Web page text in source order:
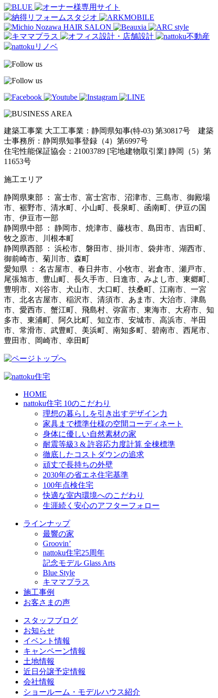
建築工事業 大工工事業：静岡県知事(特-03) 第30817号 建築
士事務所：静岡県知事登録（4）第6997号
住宅性能保証協会：21003789 [宅地建物取引業] 静岡（5）第
11653号
施工エリア
静岡県東部 ： 富士市、富士宮市、沼津市、三島市、御殿場
市、裾野市、清水町、小山町、長泉町、函南町、伊豆の国
市、伊豆市一部
静岡県中部 ： 静岡市、焼津市、藤枝市、島田市、吉田町、
牧之原市、川根本町
静岡県西部 ： 浜松市、磐田市、掛川市、袋井市、湖西市、
御前崎市、菊川市、森町
愛知県 ： 名古屋市、春日井市、小牧市、岩倉市、瀬戸市、
尾張旭市、豊山町、長久手市、日進市、みよし市、東郷町、
豊明市、刈谷市、犬山市、大口町、扶桑町、江南市、一宮
市、北名古屋市、稲沢市、清須市、あま市、大治市、津島
市、愛西市、蟹江町、飛島村、弥富市、東海市、大府市、知
多市、東浦町、阿久比町、知立市、安城市、高浜市、半田
市、常滑市、武豊町、美浜町、南知多町、碧南市、西尾市、
豊田市、岡崎市、幸田町
HOME
nattoku住宅 10のこだわり
理想の暮らしを引き出すデザイン力
家具まで標準仕様の空間コーディネート
身体に優しい自然素材の家
耐震等級3 & 許容応力度計算 全棟標準
徹底したコストダウンの追求
頑丈で長持ちの外壁
2030年の省エネ住宅基準
100年点検住宅
快適な室内環境へのこだわり
生涯続く安心のアフターフォロー
ラインナップ
最響の家
Groovin’
nattoku住宅25周年
記念モデル Glass Arts
Blue Style
キママプラス
施工事例
お客さまの声
スタッフブログ
お知らせ
イベント情報
キャンペーン情報
土地情報
近日分譲予定情報
会社情報
ショールーム・モデルハウス紹介